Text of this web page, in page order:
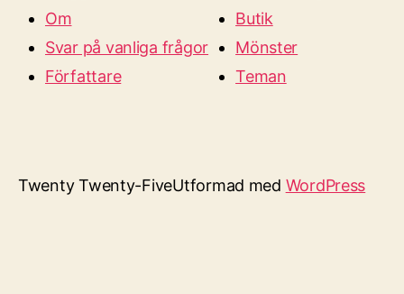
Om
Svar på vanliga frågor
Författare
Butik
Mönster
Teman
Twenty Twenty-FiveUtformad med WordPress